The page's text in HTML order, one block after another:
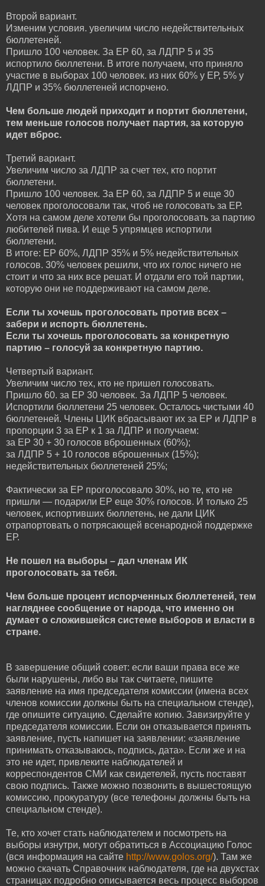
Второй вариант.
Изменим условия. увеличим число недействительных
бюллетеней.
Пришло 100 человек. За ЕР 60, за ЛДПР 5 и 35
испортило бюллетени. В итоге получаем, что приняло
участие в выборах 100 человек. из них 60% у ЕР, 5% у
ЛДПР и 35% бюллетеней испорчено.
Чем больше людей приходит и портит бюллетени,
тем меньше голосов получает партия, за которую
идет вброс.
Третий вариант.
Увеличим число за ЛДПР за счет тех, кто портит
бюллетени.
Пришло 100 человек. За ЕР 60, за ЛДПР 5 и еще 30
человек проголосовали так, чтоб не голосовать за ЕР.
Хотя на самом деле хотели бы проголосовать за партию
любителей пива. И еще 5 упрямцев испортили
бюллетени.
В итоге: ЕР 60%, ЛДПР 35% и 5% недействительных
голосов. 30% человек решили, что их голос ничего не
стоит и что за них все решат. И отдали его той партии,
которую они не поддерживают на самом деле.
Если ты хочешь проголосовать против всех –
забери и испорть бюллетень.
Если ты хочешь проголосовать за конкретную
партию – голосуй за конкретную партию.
Четвертый вариант.
Увеличим число тех, кто не пришел голосовать.
Пришло 60. за ЕР 30 человек. За ЛДПР 5 человек.
Испортили бюллетени 25 человек. Осталось чистыми 40
бюллетеней. Члены ЦИК вбрасывают их за ЕР и ЛДПР в
пропорции 3 за ЕР к 1 за ЛДПР и получаем:
за ЕР 30 + 30 голосов вброшенных (60%);
за ЛДПР 5 + 10 голосов вброшенных (15%);
недействительных бюллетеней 25%;
Фактически за ЕР проголосовало 30%, но те, кто не
пришли — подарили ЕР еще 30% голосов. И только 25
человек, испортивших бюллетень, не дали ЦИК
отрапортовать о потрясающей всенародной поддержке
ЕР.
Не пошел на выборы – дал членам ИК
проголосовать за тебя.
Чем больше процент испорченных бюллетеней, тем
нагляднее сообщение от народа, что именно он
думает о сложившейся системе выборов и власти в
стране.
В завершение общий совет: если ваши права все же
были нарушены, либо вы так считаете, пишите
заявление на имя председателя комиссии (имена всех
членов комиссии должны быть на специальном стенде),
где опишите ситуацию. Сделайте копию. Завизируйте у
председателя комиссии. Если он отказывается принять
заявление, пусть напишет на заявлении: «заявление
принимать отказываюсь, подпись, дата». Если же и на
это не идет, привлеките наблюдателей и
корреспондентов СМИ как свидетелей, пусть поставят
свою подпись. Также можно позвонить в вышестоящую
комиссию, прокуратуру (все телефоны должны быть на
специальном стенде).
Те, кто хочет стать наблюдателем и посмотреть на
выборы изнутри, могут обратиться в Ассоциацию Голос
(вся информация на сайте http://www.golos.org/). Там же
можно скачать Справочник наблюдателя, где на двухстах
страницах подробно описывается весь процесс выборов